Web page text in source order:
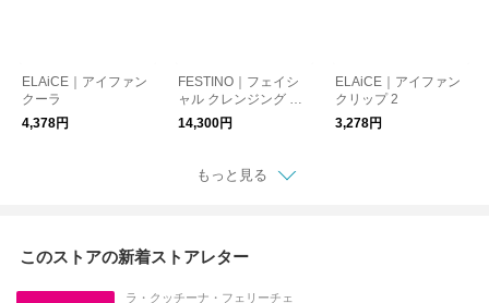
ELAiCE｜アイファン
クーラ
4,378円
FESTINO｜フェイシ
ャル クレンジング ナ
ノスチーマー
14,300円
ELAiCE｜アイファン
クリップ 2
3,278円
もっと見る
このストアの新着ストアレター
ラ・クッチーナ・フェリーチェ